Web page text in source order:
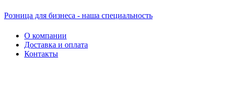
Розница для бизнеса - наша специальность
О компании
Доставка и оплата
Контакты